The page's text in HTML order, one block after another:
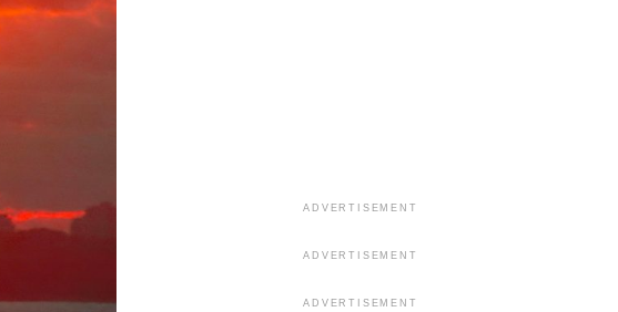
ADVERTISEMENT
ADVERTISEMENT
ADVERTISEMENT